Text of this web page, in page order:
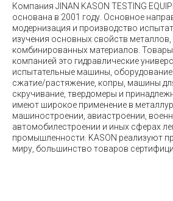
Компания JINAN KASON TESTING
основана в 2001 году. Основное
модернизация и производство
изучения основных свойств металлов,
комбинированных материалов.
компанией это гидравлические
испытательные машины,
сжатие/растяжение, копры, машины
скручивание, твердомеры и
имеют широкое применение в
машиностроении, авиастроении,
автомобилестроении и иных сферах
промышленности. KASON реализуют
миру, большинство товаров